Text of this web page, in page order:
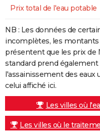
Prix total de l'eau potable
NB : Les données de
incomplètes, les
présentent que les prix de
standard prend
l'assainissement des eaux
celui affiché ici.
Les villes où
Les villes où le